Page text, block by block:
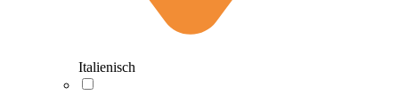
Italienisch